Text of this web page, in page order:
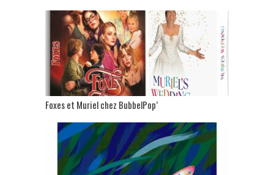
Foxes et Muriel chez BubbelPop’